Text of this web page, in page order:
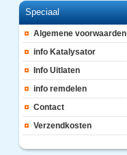
Speciaal
Algemene voorwaarden
info Katalysator
Info Uitlaten
info remdelen
Contact
Verzendkosten